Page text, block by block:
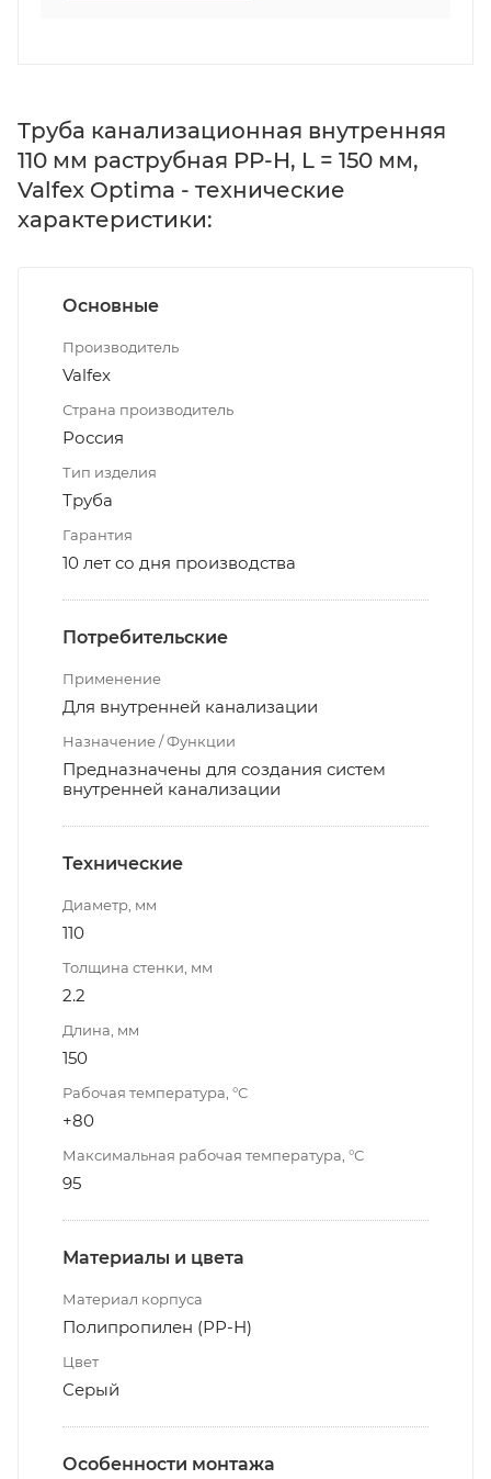
Труба канализационная внутренняя
110 мм раструбная PP-H, L = 150 мм,
Valfex Optima - технические
характеристики:
Основные
Производитель
Valfex
Страна производитель
Россия
Тип изделия
Труба
Гарантия
10 лет со дня производства
Потребительские
Применение
Для внутренней канализации
Назначение / Функции
Предназначены для создания систем
внутренней канализации
Технические
Диаметр, мм
110
Толщина стенки, мм
2.2
Длина, мм
150
Рабочая температура, °С
+80
Максимальная рабочая температура, °С
95
Материалы и цвета
Материал корпуса
Полипропилен (РР-Н)
Цвет
Серый
Особенности монтажа